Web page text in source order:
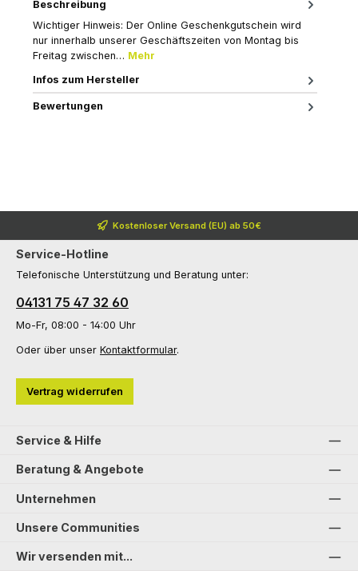
Beschreibung
Wichtiger Hinweis: Der Online Geschenkgutschein wird
nur innerhalb unserer Geschäftszeiten von Montag bis
Freitag zwischen… Mehr
Infos zum Hersteller
Bewertungen
Kostenloser Versand (EU) ab 50€
Service-Hotline
Telefonische Unterstützung und Beratung unter:
04131 75 47 32 60
Mo-Fr, 08:00 - 14:00 Uhr
Oder über unser Kontaktformular.
Vertrag widerrufen
Service & Hilfe
Beratung & Angebote
Unternehmen
Unsere Communities
Wir versenden mit...